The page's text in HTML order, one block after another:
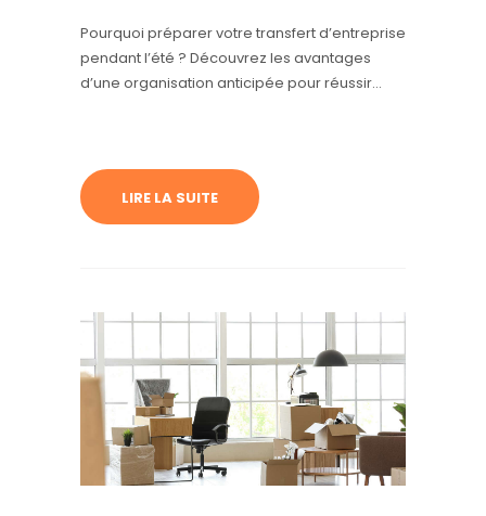
Pourquoi préparer votre transfert d’entreprise
pendant l’été ? Découvrez les avantages
d’une organisation anticipée pour réussir
LIRE LA SUITE